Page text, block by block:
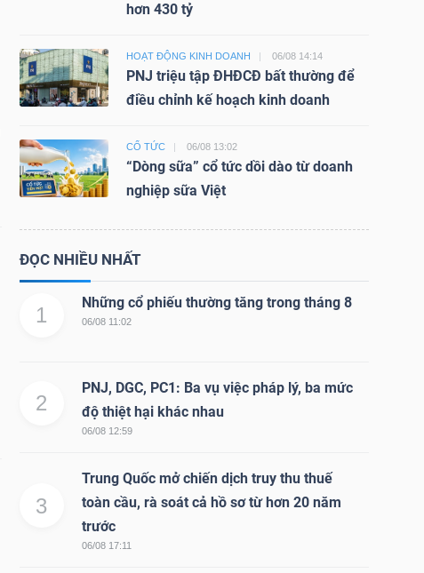
hơn 430 tỷ
HOẠT ĐỘNG KINH DOANH 06/08 14:14
PNJ triệu tập ĐHĐCĐ bất thường để
điều chỉnh kế hoạch kinh doanh
CỔ TỨC 06/08 13:02
“Dòng sữa” cổ tức dồi dào từ doanh
nghiệp sữa Việt
ĐỌC NHIỀU NHẤT
1
Những cổ phiếu thường tăng trong tháng 8
06/08 11:02
2
PNJ, DGC, PC1: Ba vụ việc pháp lý, ba mức
độ thiệt hại khác nhau
06/08 12:59
3
Trung Quốc mở chiến dịch truy thu thuế
toàn cầu, rà soát cả hồ sơ từ hơn 20 năm
trước
06/08 17:11